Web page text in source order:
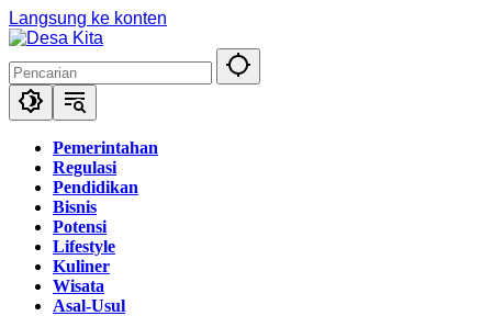
Langsung ke konten
Pemerintahan
Regulasi
Pendidikan
Bisnis
Potensi
Lifestyle
Kuliner
Wisata
Asal-Usul